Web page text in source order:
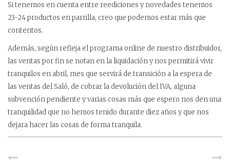
Si tenemos en cuenta entre reediciones y novedades tenemos
23-24 productos en parrilla, creo que podemos estar más que
contentos.
Además, según refleja el programa online de nuestro distribuidor,
las ventas por fin se notan en la liquidación y nos permitirá vivir
tranquilos en abril, mes que servirá de transición a la espera de
las ventas del Saló, de cobrar la devolución del IVA, alguna
subvención pendiente y varias cosas más que espero nos den una
tranquilidad que no hemos tenido durante diez años y que nos
dejara hacer las cosas de forma tranquila.